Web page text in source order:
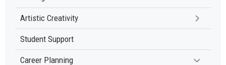
Artistic Creativity
Student Support
Career Planning